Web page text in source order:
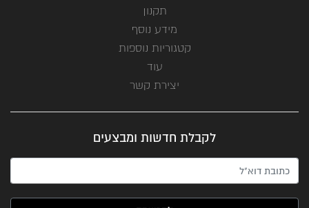
תקנון
מידע נוסף
קטגוריות נוספות
עוד
יצירת קשר
לקבלת חדשות ומבצעים
האימייל שלך (חובה)